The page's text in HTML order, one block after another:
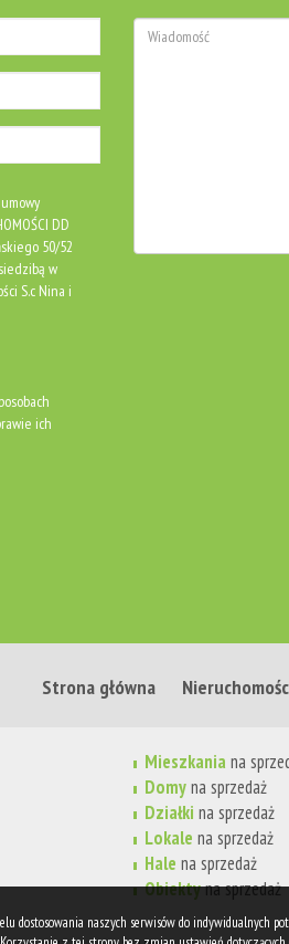
DD
50/52
w
S.c Nina i
ich
Strona główna
Mieszkania na
Domyna sprzedaż
Działki na sprzedaż
Lokale na sprzedaż
Hale na sprzedaż
Obiektyna sprzedaż
dostosowania naszych serwisów do indywidualnych